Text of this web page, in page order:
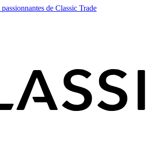
de Classic Trade